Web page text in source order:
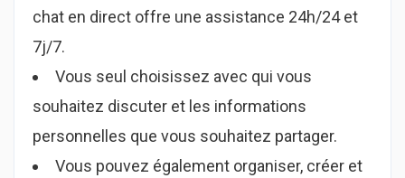
chat en direct offre une assistance 24h/24 et
7j/7.
Vous seul choisissez avec qui vous
souhaitez discuter et les informations
personnelles que vous souhaitez partager.
Vous pouvez également organiser, créer et